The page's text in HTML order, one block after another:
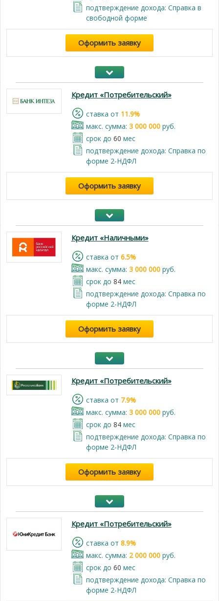
подтверждение дохода: Cправка в
свободной форме
Оформить заявку
Кредит «Потребительский»
cтавка от 11.9%
макс. сумма: 3 000 000руб.
срок до 60 мес
подтверждение дохода: Справка по
форме 2-НДФЛ
Оформить заявку
Кредит «Наличными»
cтавка от 6.5%
макс. сумма: 3 000 000руб.
срок до 84мес
подтверждение дохода: Справка по
форме 2-НДФЛ
Оформить заявку
Кредит «Потребительский»
cтавка от 7.9%
макс. сумма: 3 000 000руб.
срок до 84мес
подтверждение дохода: Справка по
форме 2-НДФЛ
Оформить заявку
Кредит «Потребительский»
cтавка от 8.9%
макс. сумма: 2 000 000руб.
срок до 60 мес
подтверждение дохода: Справка по
форме 2-НДФЛ